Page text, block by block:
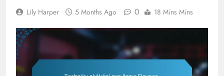
Lily Harper 5 Months Ago 0 18 Mins Mins